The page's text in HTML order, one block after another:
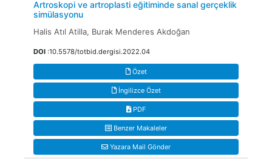
Artroskopi ve artroplasti eğitiminde sanal gerçeklik
simülasyonu
Halis Atıl Atilla, Burak Menderes Akdoğan
DOI :10.5578/totbid.dergisi.2022.04
Özet
İngilizce Özet
PDF
Benzer Makaleler
Yazara Mail Gönder